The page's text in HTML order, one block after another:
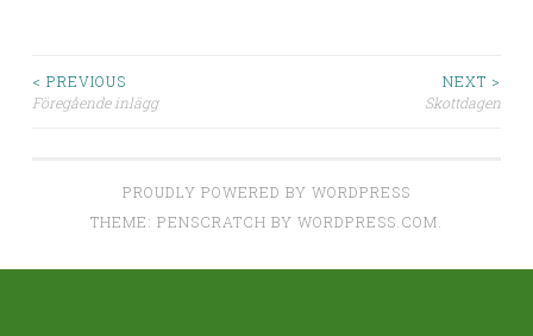
Post
< PREVIOUS
Föregående inlägg
NEXT >
Skottdagen
PROUDLY POWERED BY WORDPRESS
THEME: PENSCRATCH BY WORDPRESS.COM